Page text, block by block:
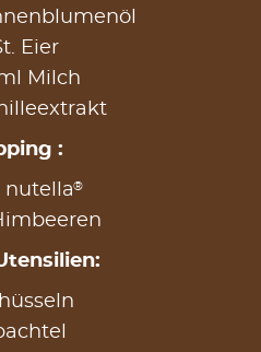
Eier
Milch
:
nutella®